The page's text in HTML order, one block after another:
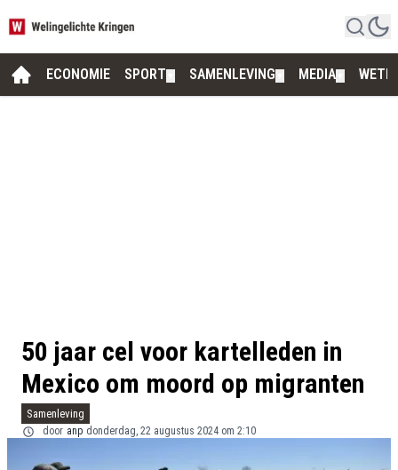
ECONOMIE SPORT SAMENLEVING MEDIA
50 jaar cel voor kartelleden in
Mexico om moord op migranten
Samenleving
door anp donderdag, 22 augustus 2024 om 2:10